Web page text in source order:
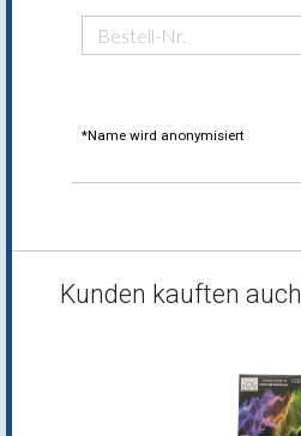
*Name wird anonymisiert
Kunden kauften auch